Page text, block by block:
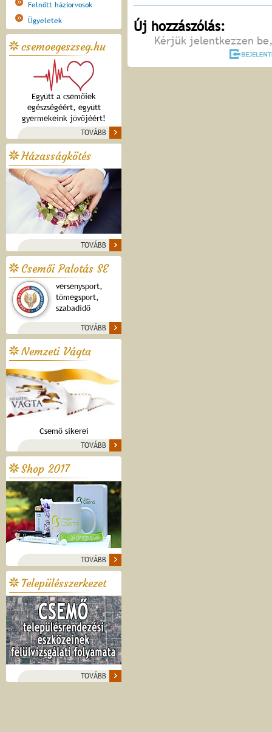
Felnőtt háziorvosok
Ügyeletek
csemoegeszseg.hu
Együtt a csemőiek
egészségéért, együtt
gyermekeink jövőjéért!
TOVÁBB
Házasságkötés
TOVÁBB
Csemői Palotás SE
versenysport,
tömegsport,
szabadidő
TOVÁBB
Nemzeti Vágta
Csemő sikerei
TOVÁBB
Shop 2017
TOVÁBB
Településszerkezet
TOVÁBB
Új hozzászólás:
Kérjük jelentkezzen